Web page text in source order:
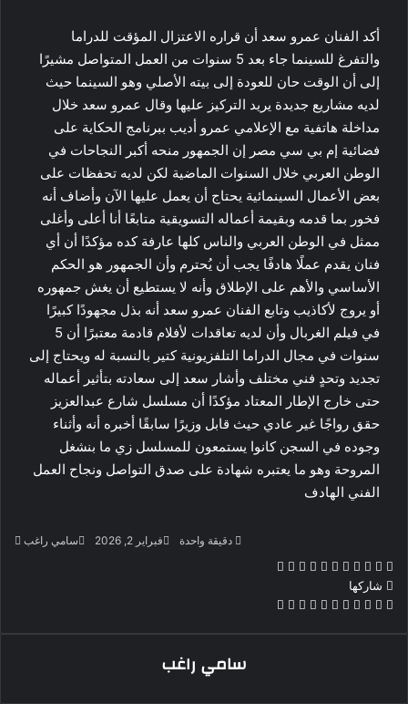
أكد الفنان عمرو سعد أن قراره الاعتزال المؤقت للدراما
والتفرغ للسينما جاء بعد 5 سنوات من العمل المتواصل مشيرًا
إلى أن الوقت حان للعودة إلى بيته الأصلي وهو السينما حيث
لديه مشاريع جديدة يريد التركيز عليها وقال عمرو سعد خلال
مداخلة هاتفية مع الإعلامي عمرو أديب ببرنامج الحكاية على
فضائية إم بي سي مصر إن الجمهور منحه أكبر النجاحات في
الوطن العربي خلال السنوات الماضية لكن لديه تحفظات على
بعض الأعمال السينمائية يحتاج أن يعمل عليها الآن وأضاف أنه
فخور بما قدمه وبقيمة أعماله التسويقية متابعًا أنا أعلى وأغلى
ممثل في الوطن العربي والناس كلها عارفة كده مؤكدًا أن أي
فنان يقدم عملًا هادفًا يجب أن يُحترم وأن الجمهور هو الحكم
الأساسي والأهم على الإطلاق وأنه لا يستطيع أن يغش جمهوره
أو يروج لأكاذيب وتابع الفنان عمرو سعد أنه بذل مجهودًا كبيرًا
في فيلم الغربال وأن لديه تعاقدات لأفلام قادمة معتبرًا أن 5
سنوات في مجال الدراما التلفزيونية كتير بالنسبة له ويحتاج إلى
تجديد وتحدٍ فني مختلف وأشار سعد إلى سعادته بتأثير أعماله
حتى خارج الإطار المعتاد مؤكدًا أن مسلسل شارع عبدالعزيز
حقق رواجًا غير عادي حيث قابل وزيرًا سابقًا أخبره أنه وأثناء
وجوده في السجن كانوا يستمعون للمسلسل زي ما بنشغل
المروحة وهو ما يعتبره شهادة على صدق التواصل ونجاح العمل
الفني الهادف
سامي راغب فبراير 2, 2026 دقيقة واحدة
فيسبوك
‫X لينكدإنبينتيريست
‫Pocket
واتساب
تيلقرام
ڤايبر
شاركها
فيسبوك
‫X لينكدإنبينتيريستOdnoklassniki
‫Pocket
مشاركة
سامي راغب